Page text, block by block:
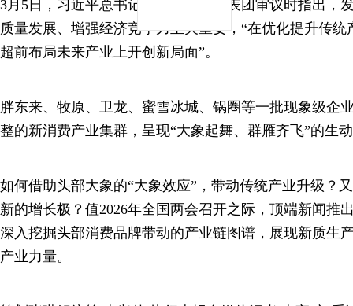
3月5日，习近平总书记在参加江苏代表团审议时指出，
质量发展、增强经济竞争力至关重要，“在优化提升传
超前布局未来产业上开创新局面”。
胖东来、牧原、卫龙、蜜雪冰城、锅圈等一批现象级企
整的新消费产业集群，呈现“大象起舞、群雁齐飞”的生
如何借助头部大象的“大象效应”，带动传统产业升级？
新的增长极？值2026年全国两会召开之际，顶端新闻推
深入挖掘头部消费品牌带动的产业链图谱，展现新质生
产业力量。